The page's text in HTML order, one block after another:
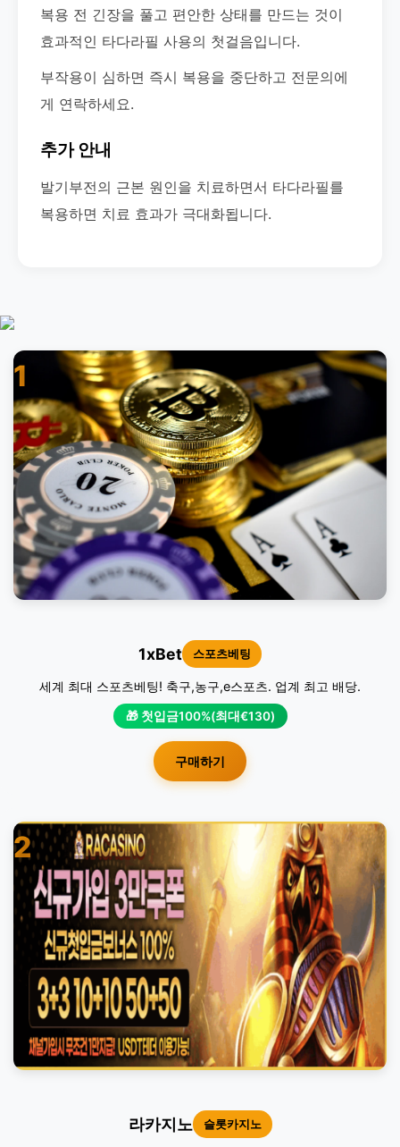
복용 전 긴장을 풀고 편안한 상태를 만드는 것이
효과적인 타다라필 사용의 첫걸음입니다.
부작용이 심하면 즉시 복용을 중단하고 전문의에
게 연락하세요.
추가 안내
발기부전의 근본 원인을 치료하면서 타다라필를
복용하면 치료 효과가 극대화됩니다.
1
1xBet 스포츠베팅
세계 최대 스포츠베팅! 축구,농구,e스포츠. 업계 최고 배당.
🎁 첫입금100%(최대€130)
구매하기
2
라카지노 슬롯카지노